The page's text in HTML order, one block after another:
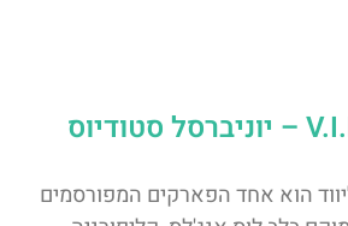
כרטיס כניסה V.I.P – יוניברסל סטודיוס
הוא אחד הפארקים המפורסמים